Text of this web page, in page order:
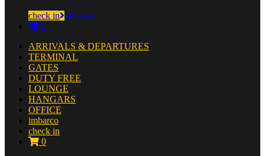
check in imbarco
0
ARRIVALS & DEPARTURES
TERMINAL
GATES
DUTY FREE
LOUNGE
HANGARS
OFFICE
imbarco
check in
0